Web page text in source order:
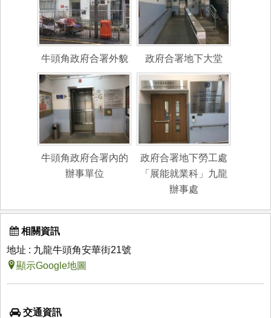
牛頭角政府合署外貌 政府合署地下大堂
牛頭角政府合署內的
辦事單位
政府合署地下勞工處
「展能就業科」九龍
辦事處
相關資訊
地址 : 九龍牛頭角安華街21號
顯示Google地圖
交通資訊